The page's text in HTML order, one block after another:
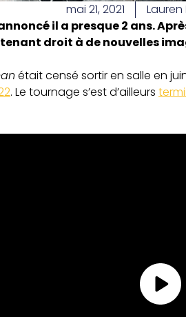
mai 21, 2021 Lauren
il a presque 2 ans.
droit à de nouvelles
était censé sortir en salle en
. Le tournage s’est d’ailleurs